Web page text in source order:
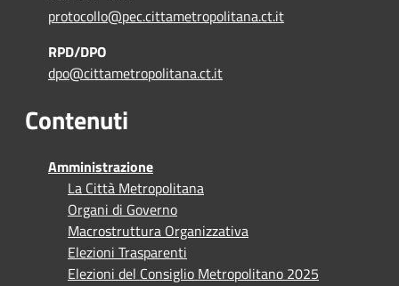
protocollo@pec.cittametropolitana.ct.it
RPD/DPO
dpo@cittametropolitana.ct.it
Contenuti
Amministrazione
La Città Metropolitana
Organi di Governo
Macrostruttura Organizzativa
Elezioni Trasparenti
Elezioni del Consiglio Metropolitano 2025